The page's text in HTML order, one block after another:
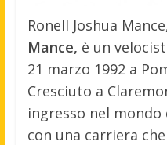
Ronell Joshua
Mance, è un
21 marzo 1992 a
Cresciuto a
ingresso nel mondo
con una carriera